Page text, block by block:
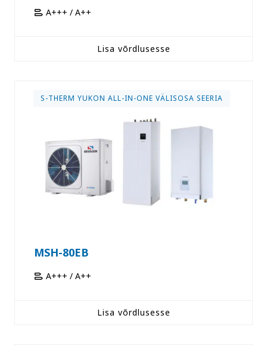
A+++ / A++
Lisa võrdlusesse
S-THERM YUKON ALL-IN-ONE VÄLISOSA SEERIA
MSH-80EB
A+++ / A++
Lisa võrdlusesse